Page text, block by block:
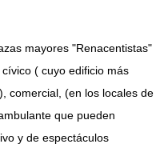
mayores "Renacentistas"
( cuyo edificio más
comercial, (en los locales de
que pueden
y de espectáculos